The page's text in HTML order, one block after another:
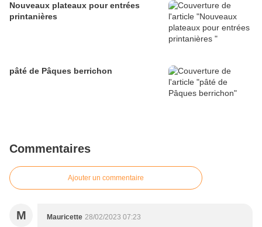
Nouveaux plateaux pour entrées
printanières
pâté de Pâques berrichon
Commentaires
Ajouter un commentaire
M Mauricette 28/02/2023 07:23